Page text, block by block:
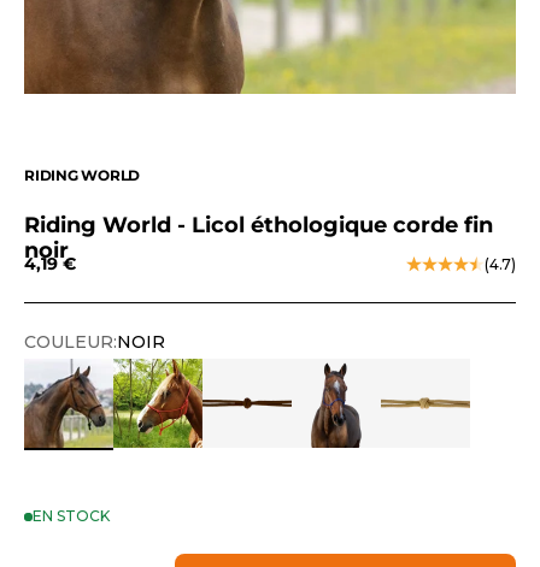
RIDING WORLD
Riding World - Licol éthologique corde fin
noir
Prix de vente
4,19 € (4.7)
COULEUR:NOIR
EN STOCK